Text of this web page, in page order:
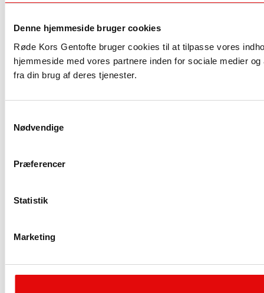
Denne hjemmeside bruger cookies
Røde Kors Gentofte bruger cookies til at tilpasse vores
hjemmeside med vores partnere inden for sociale medier
fra din brug af deres tjenester.
Nødvendige
Præferencer
Statistik
Marketing